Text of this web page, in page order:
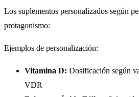
Los suplementos personalizados según
protagonismo:
Ejemplos de personalización:
Vitamina D: Dosificación según
VDR